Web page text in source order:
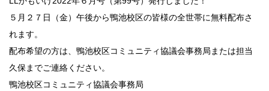
５月２７日（金）午後から鴨池校区の皆様の全世帯に無料配布さ
れます。
配布希望の方は、鴨池校区コミュニティ協議会事務局または担当
久保までご連絡ください。
鴨池校区コミュニティ協議会事務局